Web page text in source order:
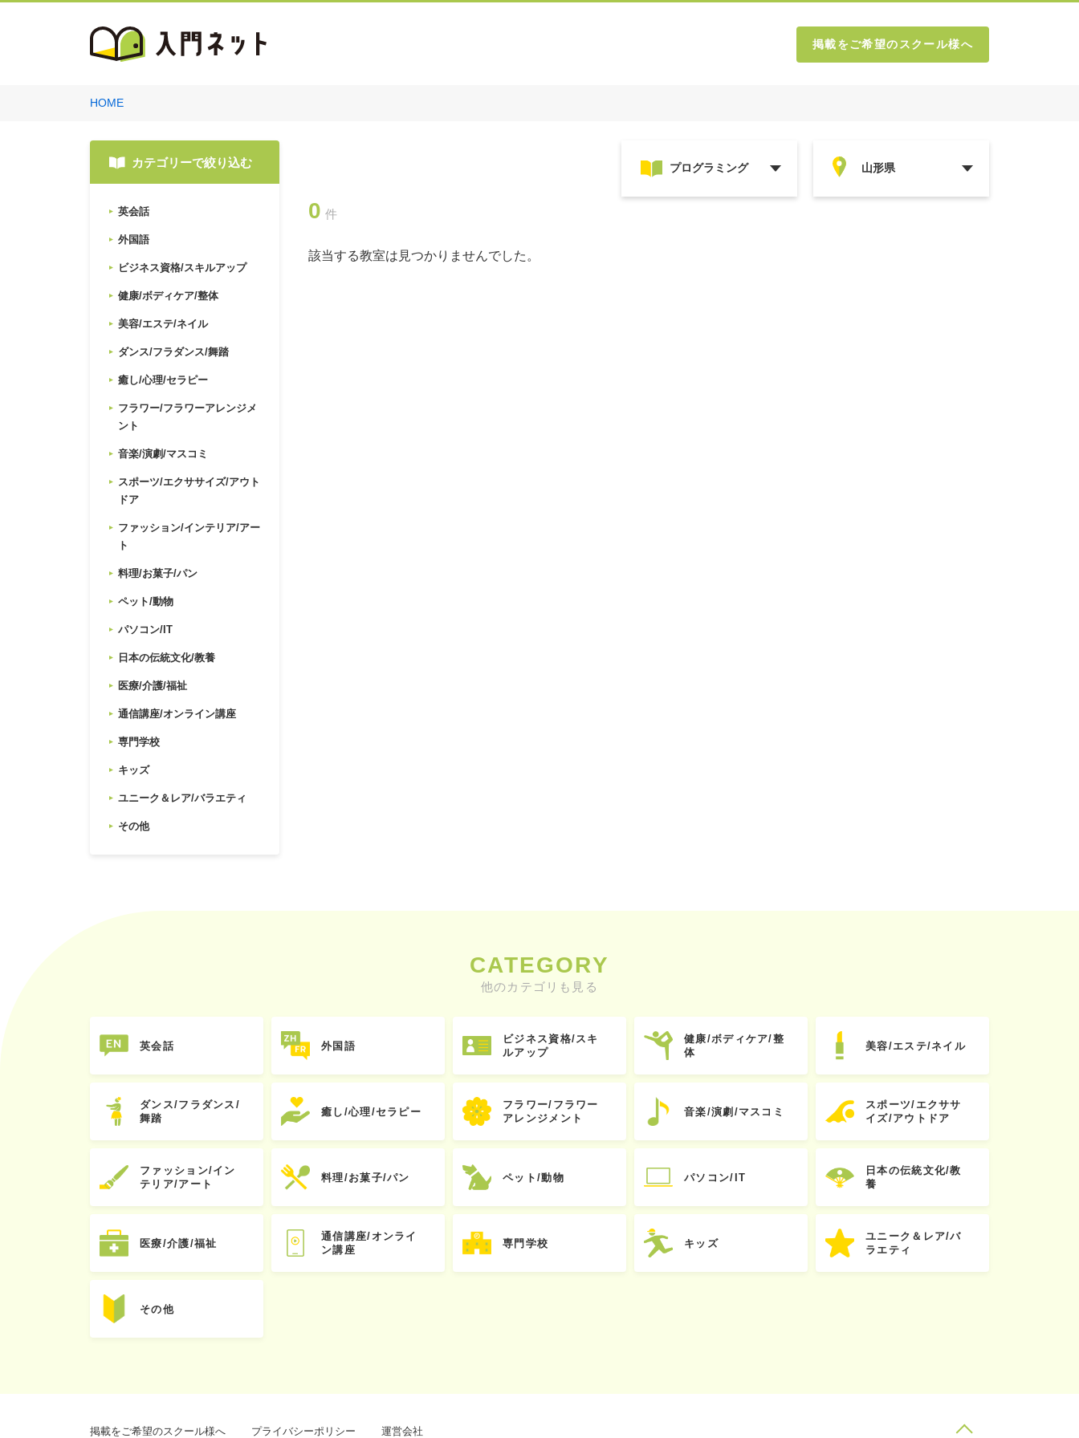
掲載をご希望のスクール様へ
HOME
カテゴリーで絞り込む
英会話
外国語
ビジネス資格/スキルアップ
健康/ボディケア/整体
美容/エステ/ネイル
ダンス/フラダンス/舞踏
癒し/心理/セラピー
フラワー/フラワーアレンジメ
ント
音楽/演劇/マスコミ
スポーツ/エクササイズ/アウト
ドア
ファッション/インテリア/アー
ト
料理/お菓子/パン
ペット/動物
パソコン/IT
日本の伝統文化/教養
医療/介護/福祉
通信講座/オンライン講座
専門学校
キッズ
ユニーク＆レア/バラエティ
その他
0 件
該当する教室は見つかりませんでした。
CATEGORY
他のカテゴリも見る
英会話 外国語
ビジネス資格/スキ
ルアップ
健康/ボディケア/整
体
美容/エステ/ネイル
ダンス/フラダンス/
舞踏
癒し/心理/セラピー
フラワー/フラワー
アレンジメント
音楽/演劇/マスコミ
スポーツ/エクササ
イズ/アウトドア
ファッション/イン
テリア/アート
料理/お菓子/パン ペット/動物 パソコン/IT
日本の伝統文化/教
養
医療/介護/福祉
通信講座/オンライ
ン講座
専門学校 キッズ
ユニーク＆レア/バ
ラエティ
その他
掲載をご希望のスクール様へ プライバシーポリシー 運営会社